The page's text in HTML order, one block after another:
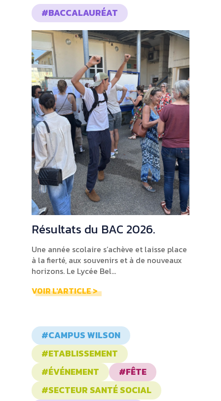
#BACCALAURÉAT
Résultats du BAC 2026.
Une année scolaire s’achève et laisse place
à la fierté, aux souvenirs et à de nouveaux
horizons. Le Lycée Bel...
VOIR L'ARTICLE >
#CAMPUS WILSON
#ETABLISSEMENT
#ÉVÉNEMENT
#FÊTE
#SECTEUR SANTÉ SOCIAL